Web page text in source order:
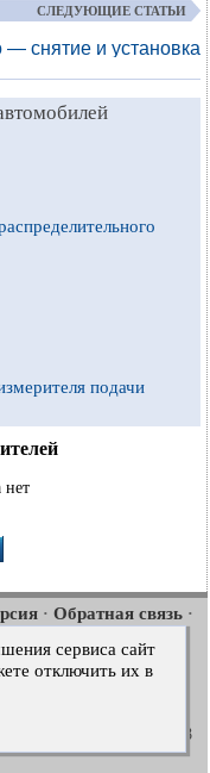
СЛЕДУЮЩИЕ СТАТЬИ
снятие и установка
подачи
нет
· Обратная связь ·
2018·
2001-2008
сервиса сайт
отключить их в